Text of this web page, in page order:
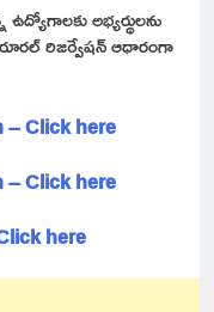
అభ్యర్థులను
రిజర్వేషన్ ఆధారంగా
–Click here
–Click here
here